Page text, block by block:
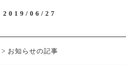
2019/06/27
> お知らせの記事